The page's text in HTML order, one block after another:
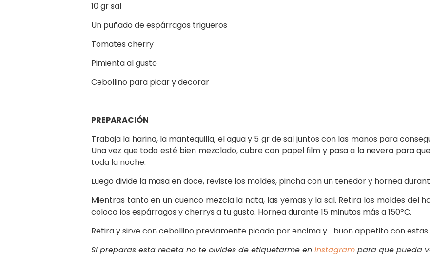
10 gr sal
Un puñado de espárragos trigueros
Tomates cherry
Pimienta al gusto
Cebollino para picar y decorar
PREPARACIÓN
Trabaja la harina, la mantequilla, el agua y 5 gr de sal juntos con las manos para
Una vez que todo esté bien mezclado, cubre con papel film y pasa a la nevera para
toda la noche.
Luego divide la masa en doce, reviste los moldes, pincha con un tenedor y hornea
Mientras tanto en un cuenco mezcla la nata, las yemas y la sal. Retira los moldes del
coloca los espárragos y cherrys a tu gusto. Hornea durante 15 minutos más a 150ºC.
Retira y sirve con cebollino previamente picado por encima y… buon appetito con estas
Si preparas esta receta no te olvides de etiquetarme en Instagram para que pueda